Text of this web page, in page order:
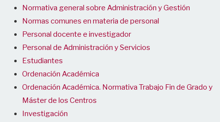
Normativa general sobre Administración y Gestión
Normas comunes en materia de personal
Personal docente e investigador
Personal de Administración y Servicios
Estudiantes
Ordenación Académica
Ordenación Académica. Normativa Trabajo Fin de Grado y
Máster de los Centros
Investigación